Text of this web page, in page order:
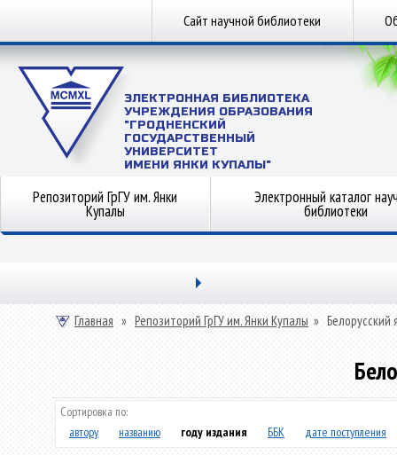
Сайт научной библиотеки
ЭЛЕКТРОННАЯ БИБЛИОТЕКА
УЧРЕЖДЕНИЯ ОБРАЗОВАНИЯ
"ГРОДНЕНСКИЙ
ГОСУДАРСТВЕННЫЙ
УНИВЕРСИТЕТ
ИМЕНИ ЯНКИ КУПАЛЫ"
Репозиторий ГрГУ им. Янки
Купалы
Электронный каталог
библиотеки
Главная » Репозиторий ГрГУ им. Янки Купалы » Белорусский
Сортировка по:
автору
названию году издания ББК дате поступления